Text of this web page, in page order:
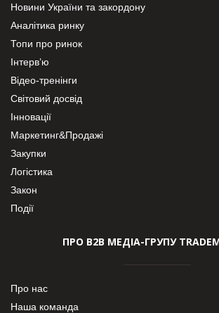
Новини України та закордону
Аналітика ринку
Топи про ринок
Інтерв’ю
Відео-тренінги
Світовий досвід
Інновації
Маркетинг&Продажі
Закупки
Логістика
Закон
Події
ПРО В2В МЕДІА-ГРУПУ
Про нас
Наша команда